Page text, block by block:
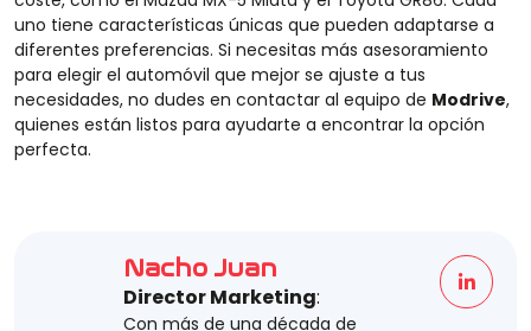
uno tiene características únicas que pueden adaptarse a
diferentes preferencias. Si necesitas más asesoramiento
para elegir el automóvil que mejor se ajuste a tus
necesidades, no dudes en contactar al equipo de Modrive,
quienes están listos para ayudarte a encontrar la opción
perfecta.
Nacho Juan
Director Marketing:
Con más de una década de